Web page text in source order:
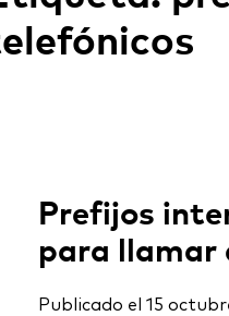
Prefijos
para llamar
Publicado el 15